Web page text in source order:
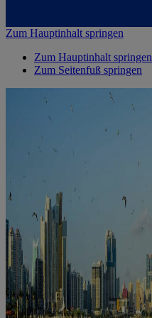
Zum Hauptinhalt springen
Zum Hauptinhalt springen
Zum Seitenfuß springen